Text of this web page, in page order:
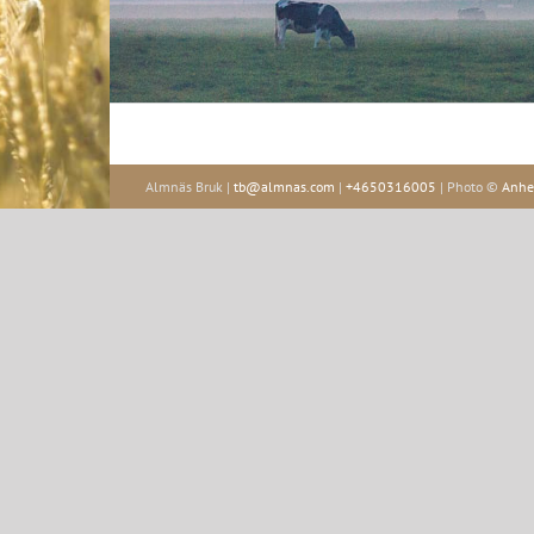
Almnäs Bruk | tb@almnas.com | +4650316005 | Photo ©